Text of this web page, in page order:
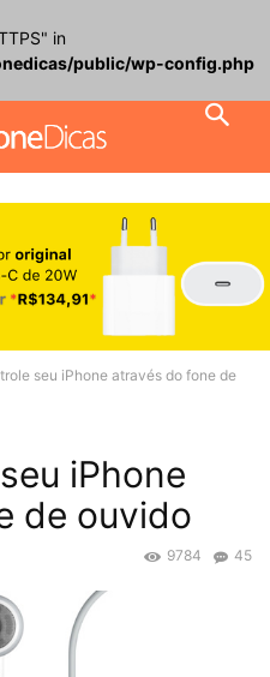
in
public/wp-config.php
seu iPhone através do fone de
iPhone
de ouvido
45
9784